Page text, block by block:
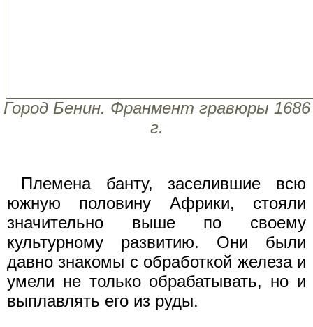
Город Бенин. Франмент гравюры 1686
г.
Племена банту, заселившие всю
южную половину Африки, стояли
значительно выше по своему
культурному развитию. Они были
давно знакомы с обработкой железа и
умели не только обрабатывать, но и
выплавлять его из руды.